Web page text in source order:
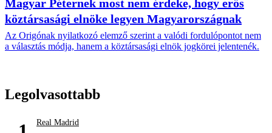
Magyar Péternek most nem érdeke, hogy erős
köztársasági elnöke legyen Magyarországnak
Az Origónak nyilatkozó elemző szerint a valódi fordulópontot nem
a választás módja, hanem a köztársasági elnök jogkörei jelentenék.
Legolvasottabb
Real Madrid